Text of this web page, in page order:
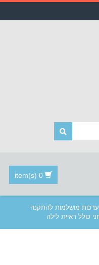
0 item(s)
ערכות מושלמות להתקנה